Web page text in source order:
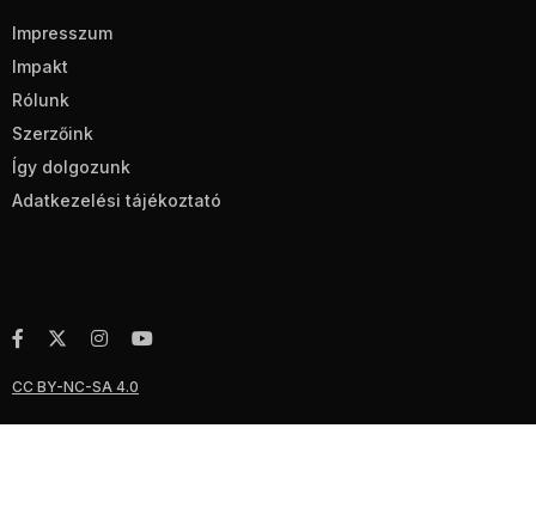
Impresszum
Impakt
Rólunk
Szerzőink
Így dolgozunk
Adatkezelési tájékoztató
CC BY-NC-SA 4.0